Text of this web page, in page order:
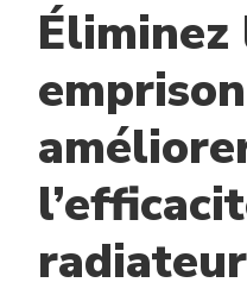
Éliminez
radiateur